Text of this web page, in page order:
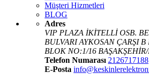
Müşteri Hizmetleri
BLOG
Adres
VIP PLAZA İKİTELLİ OSB.
BULVARI AYKOSAN ÇARŞI
BLOK NO:1/16
Telefon Numarası 2126717188
E-Posta